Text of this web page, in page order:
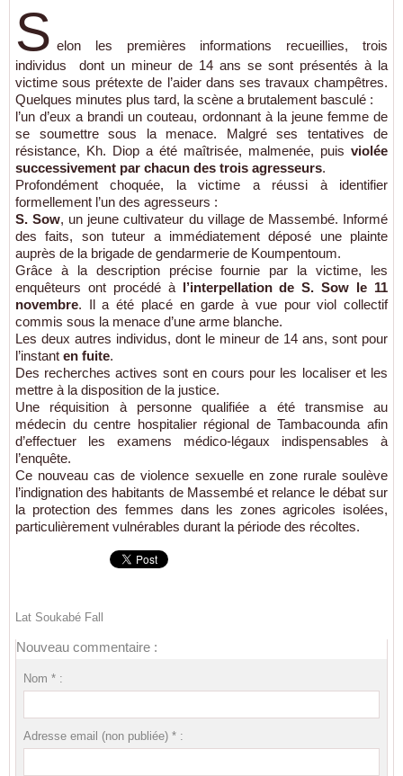
S elon les premières informations recueillies, trois
individus dont un mineur de 14 ans se sont présentés à la
victime sous prétexte de l’aider dans ses travaux champêtres.
Quelques minutes plus tard, la scène a brutalement basculé :
l’un d’eux a brandi un couteau, ordonnant à la jeune femme de
se soumettre sous la menace. Malgré ses tentatives de
résistance, Kh. Diop a été maîtrisée, malmenée, puis violée
successivement par chacun des trois agresseurs.
Profondément choquée, la victime a réussi à identifier
formellement l’un des agresseurs :
S. Sow, un jeune cultivateur du village de Massembé. Informé
des faits, son tuteur a immédiatement déposé une plainte
auprès de la brigade de gendarmerie de Koumpentoum.
Grâce à la description précise fournie par la victime, les
enquêteurs ont procédé à l’interpellation de S. Sow le 11
novembre. Il a été placé en garde à vue pour viol collectif
commis sous la menace d’une arme blanche.
Les deux autres individus, dont le mineur de 14 ans, sont pour
l’instant en fuite.
Des recherches actives sont en cours pour les localiser et les
mettre à la disposition de la justice.
Une réquisition à personne qualifiée a été transmise au
médecin du centre hospitalier régional de Tambacounda afin
d’effectuer les examens médico-légaux indispensables à
l’enquête.
Ce nouveau cas de violence sexuelle en zone rurale soulève
l’indignation des habitants de Massembé et relance le débat sur
la protection des femmes dans les zones agricoles isolées,
particulièrement vulnérables durant la période des récoltes.
Lat Soukabé Fall
Nouveau commentaire :
Nom * :
Adresse email (non publiée) * :